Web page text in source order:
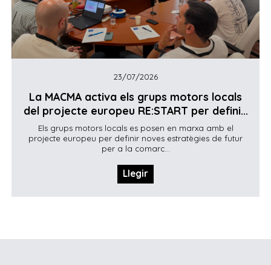
23/07/2026
La MACMA activa els grups motors locals
del projecte europeu RE:START per defini...
Els grups motors locals es posen en marxa amb el
projecte europeu per definir noves estratègies de futur
per a la comarc...
Llegir